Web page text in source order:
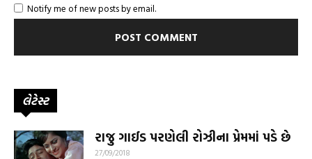
Notify me of new posts by email.
લેટેસ્ટ
રાજુ ગાઈડ પરણેલી રોઝીના પ્રેમમાં પડે છે
27/09/2018